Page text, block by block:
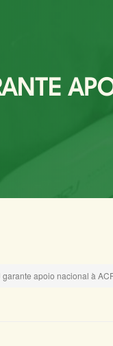
garante apoio nacional à